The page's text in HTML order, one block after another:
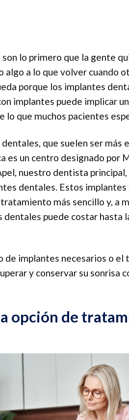
lo primero que la gente
algo a lo que volver cuando
porque los implantes
implantes puede implicar
lo que muchos pacientes
que suelen ser más
es un centro designado por
nuestro dentista principal,
dentales. Estos implantes
más sencillo y, a
puede costar hasta
de implantes necesarios o el
y conservar su sonrisa
opción de